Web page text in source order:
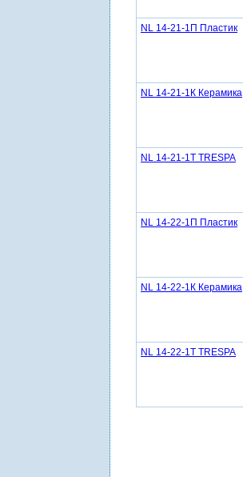
NL 14-21-1П Пластик
NL 14-21-1К Керамика
NL 14-21-1Т TRESPA
NL 14-22-1П Пластик
NL 14-22-1К Керамика
NL 14-22-1Т TRESPA